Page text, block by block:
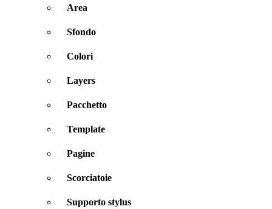
Area
Sfondo
Colori
Layers
Pacchetto
Template
Pagine
Scorciatoie
Supporto stylus